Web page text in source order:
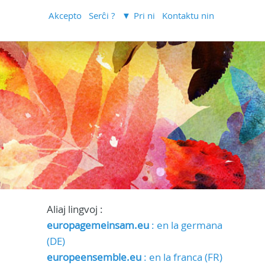
Akcepto Serĉi ? Pri ni Kontaktu nin
Aliaj lingvoj :
europagemeinsam.eu: en la germana
(DE)
europeensemble.eu: en la franca (FR)